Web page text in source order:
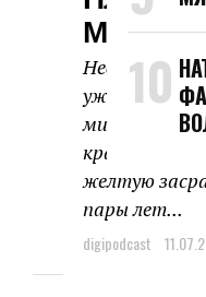
Минуту.
Недавно
уже давно)),
красивой
желтую
пары лет...
digipodcast